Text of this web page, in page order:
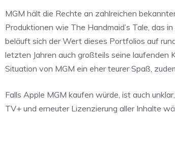
MGM hält die Rechte an zahlreichen
Produktionen wie The Handmaid’s Tale, das
beläuft sich der Wert dieses Portfolios auf
letzten Jahren auch großteils seine laufenden
Situation von MGM ein eher teurer Spaß,
Falls Apple MGM kaufen würde, ist auch
TV+ und erneuter Lizenzierung aller Inhalte